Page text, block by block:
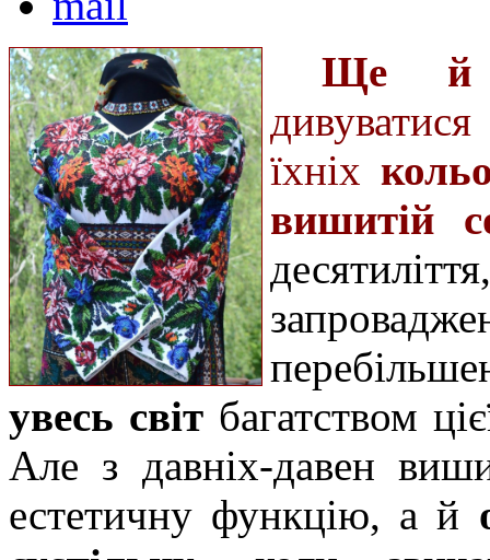
Ще й
їхніх
вишитій
увесь світ багатством
Але з давніх-давен
естетичну функцію, а й